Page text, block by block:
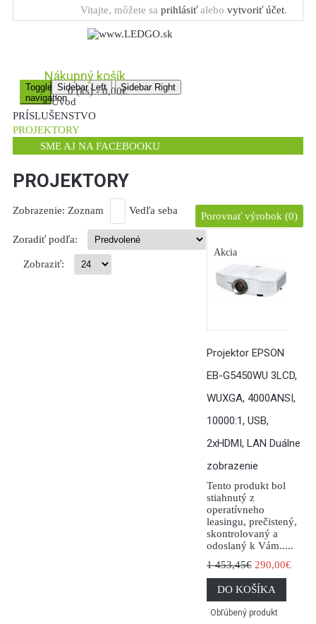
Vitajte, môžete sa prihlásiť alebo vytvoriť účet.
Nákupný košík
0 (ks) - 0,00€
Toggle
navigation
Sidebar Left Sidebar Right
Úvod
PRÍSLUŠENSTVO
PROJEKTORY
SME AJ NA FACEBOOKU
PROJEKTORY
Zobrazenie: Zoznam Vedľa seba Porovnať výrobok (0)
Zoradiť podľa:
Zobraziť:
Akcia
Projektor EPSON
EB-G5450WU 3LCD,
WUXGA, 4000ANSI,
10000:1, USB,
2xHDMI, LAN Duálne
zobrazenie
Tento produkt bol
stiahnutý z
operatívneho
leasingu, prečistený,
skontrolovaný a
odoslaný k Vám.....
1 453,45€ 290,00€
DO KOŠÍKA
Obľúbený produkt